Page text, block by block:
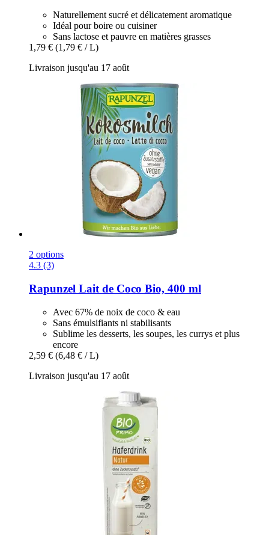
Naturellement sucré et délicatement aromatique
Idéal pour boire ou cuisiner
Sans lactose et pauvre en matières grasses
1,79 € (1,79 € / L)
Livraison jusqu'au 17 août
2 options
4.3 (3)
Rapunzel Lait de Coco Bio, 400 ml
Avec 67% de noix de coco & eau
Sans émulsifiants ni stabilisants
Sublime les desserts, les soupes, les currys et plus
encore
2,59 € (6,48 € / L)
Livraison jusqu'au 17 août